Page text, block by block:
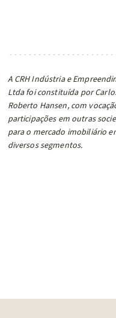
A CRH Indústria e
Ltda foi constituída por
Roberto Hansen, com
participações em outras
para o mercado imobiliário
diversos segmentos.